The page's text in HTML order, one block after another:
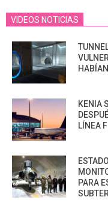
VIDEOS NOTICIAS
KENIA
LÍNEA
PARA